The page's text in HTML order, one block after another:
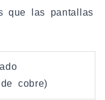
que las pantallas
cobre)